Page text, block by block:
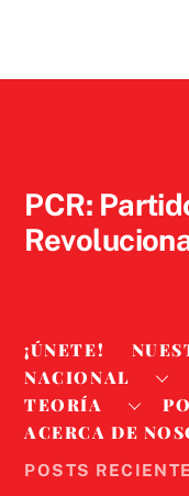
PCR:
¡ÚNETE!
NACIONAL
TEORÍA
ACERCA DE
POSTS